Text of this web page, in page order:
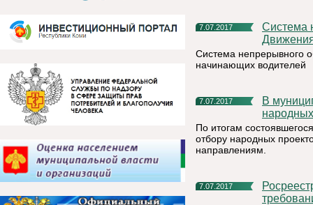
7.07.2017
Система непрерывного обучения Безопасности Дорожного
Система непрерывного
начинающих водителей
7.07.2017
В муниципалитетах началась активная стадия реализации
По итогам
отбору народных
направлениям.
7.07.2017
Росреестр информирует, что с 1 июля действуют новые